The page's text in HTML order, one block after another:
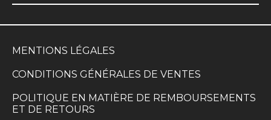
MENTIONS LÉGALES
CONDITIONS GÉNÉRALES DE VENTES
POLITIQUE EN MATIÈRE DE REMBOURSEMENTS
ET DE RETOURS